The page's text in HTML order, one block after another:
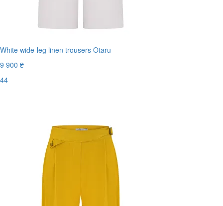
White wide-leg linen trousers Otaru
9 900 ₴
44